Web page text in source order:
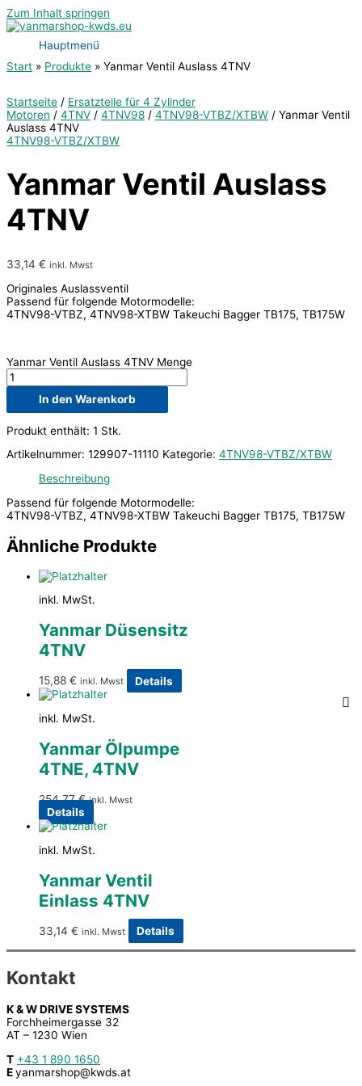
Zum Inhalt springen
Hauptmenü
Start
Produkte Yanmar Ventil Auslass 4TNV
Startseite / Ersatzteile für 4 Zylinder
Motoren / 4TNV / 4TNV98 / 4TNV98-VTBZ/XTBW / Yanmar Ventil
Auslass 4TNV
4TNV98-VTBZ/XTBW
Yanmar Ventil Auslass
4TNV
33,14 € inkl. Mwst
Originales Auslassventil
Passend für folgende Motormodelle:
4TNV98-VTBZ, 4TNV98-XTBW Takeuchi Bagger TB175, TB175W
Yanmar Ventil Auslass 4TNV Menge
In den Warenkorb
Produkt enthält: 1 Stk.
Artikelnummer: 129907-11110 Kategorie: 4TNV98-VTBZ/XTBW
Beschreibung
Passend für folgende Motormodelle:
4TNV98-VTBZ, 4TNV98-XTBW Takeuchi Bagger TB175, TB175W
Ähnliche Produkte
inkl. MwSt.
Yanmar Düsensitz
4TNV
15,88 € inkl. Mwst Details
inkl. MwSt.
Yanmar Ölpumpe
4TNE, 4TNV
254,77€ inkl. Mwst
Details
inkl. MwSt.
Yanmar Ventil
Einlass 4TNV
33,14 € inkl. Mwst Details
Kontakt
K & W DRIVE SYSTEMS
Forchheimergasse 32
AT – 1230 Wien
T +43 1 890 1650
Eyanmarshop@kwds.at